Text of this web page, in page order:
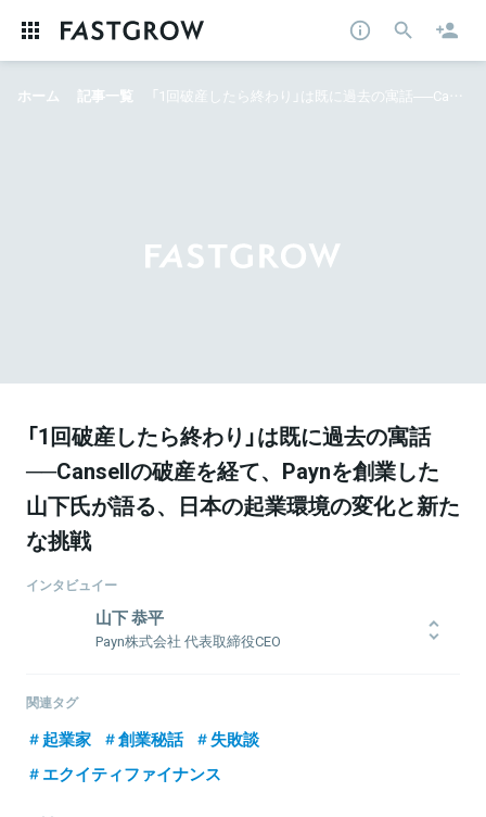
ホーム 記事一覧 「1回破産したら終わり」は既に過去の寓話──Cansellの破産を経て、Paynを創業した山下氏が語る、日本の起業環境の変化と新たな挑戦
「1回破産したら終わり」は既に過去の寓話
──Cansellの破産を経て、Paynを創業した
山下氏が語る、日本の起業環境の変化と新た
な挑戦
インタビュイー
山下 恭平
Payn株式会社 代表取締役CEO
買サービス Cansell」などを経て、2022年3月にPayn株式会社を設
100に選ばれるも、2020年のコロナ禍をきっかけに事業状況が悪化
し、2022年3月に会社が破産。これらの経験を糧にPayn株式会社を
創業し、新しいチャレンジに挑戦中。スタートアップの創業は2社
関連タグ
起業家 創業秘話
失敗談
エクイティファイナンス